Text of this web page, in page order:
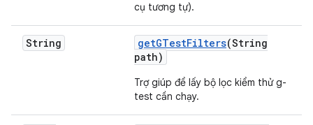
cụ tương tự).
String getGTestFilters(String
path)
Trợ giúp để lấy bộ lọc kiểm thử g-
test cần chạy.